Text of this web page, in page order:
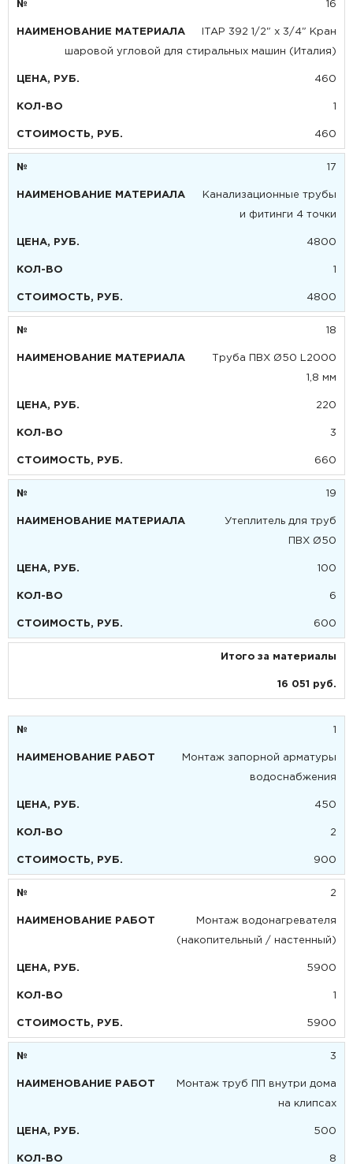
16
ITAP 392 1/2" х 3/4" Кран
шаровой угловой для стиральных машин (Италия)
460
1
460
17
Канализационные трубы
и фитинги 4 точки
4800
1
4800
18
Труба ПВХ Ø50 L2000
1,8 мм
220
3
660
19
Утеплитель для труб
ПВХ Ø50
100
6
600
Итого за материалы
16 051 руб.
1
Монтаж запорной арматуры
водоснабжения
450
2
900
2
Монтаж водонагревателя
(накопительный / настенный)
5900
1
5900
3
Монтаж труб ПП внутри дома
на клипсах
500
8